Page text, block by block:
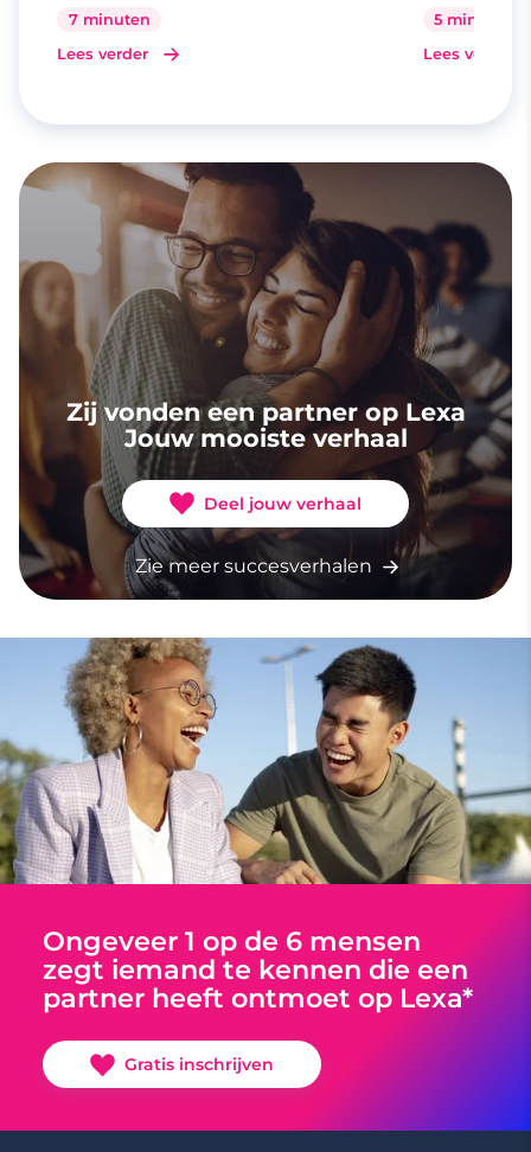
7 minuten
Lees verder
5 minuten
Lees verder
Zij vonden een partner op Lexa
Jouw mooiste verhaal
Deel jouw verhaal
Zie meer succesverhalen
Ongeveer 1 op de 6 mensen
zegt iemand te kennen die een
partner heeft ontmoet op Lexa*
Gratis inschrijven